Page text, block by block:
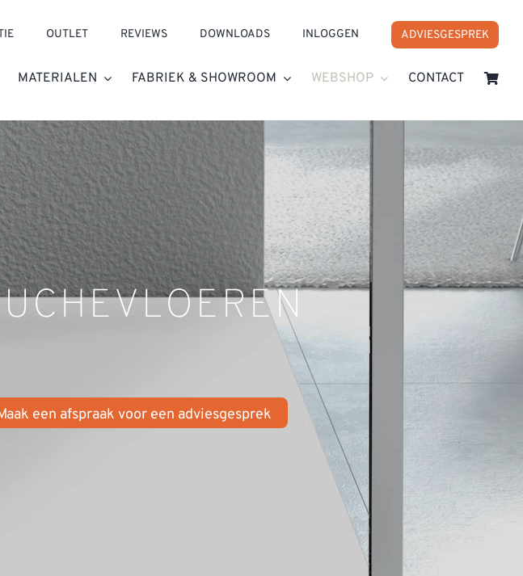
OUTLET REVIEWS DOWNLOADS INLOGGEN ADVIESGESPREK
MATERIALEN FABRIEK & SHOWROOM WEBSHOP CONTACT
een afspraak voor een adviesgesprek